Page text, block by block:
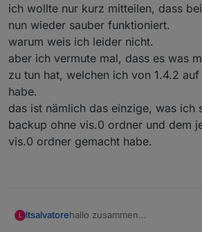
ich wollte nur kurz mitteilen, dass
nun wieder sauber funktioniert.
warum weis ich leider nicht.
aber ich vermute mal, dass es was
zu tun hat, welchen ich von 1.4.2
habe.
das ist nämlich das einzige, was ich
backup ohne vis.0 ordner und dem
vis.0 ordner gemacht habe.
L ltsalvatorehallo zusammen